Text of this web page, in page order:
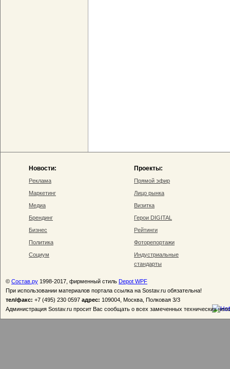
Новости:
Реклама
Маркетинг
Медиа
Брендинг
Бизнес
Политика
Социум
Проекты:
Прямой эфир
Лицо рынка
Визитка
Герои DIGITAL
Рейтинги
Фоторепортажи
Индустриальные
стандарты
© Состав.ру 1998-2017, фирменный стиль Depot WPF
При использовании материалов портала ссылка на Sostav.ru обязательна!
тел/факс: +7 (495) 230 0597 адрес: 109004, Москва, Полковая 3/3
Администрация Sostav.ru просит Вас сообщать о всех замеченных технических